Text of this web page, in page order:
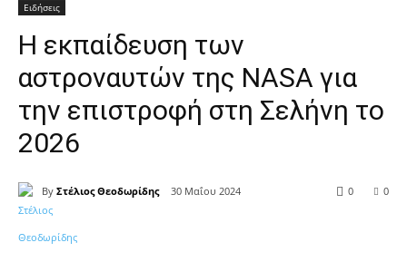
Ειδήσεις
Η εκπαίδευση των
αστροναυτών της NASA για
την επιστροφή στη Σελήνη το
2026
By Στέλιος Θεοδωρίδης 30 Μαΐου 2024 0
0